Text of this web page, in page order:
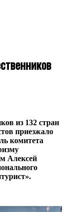
из 132 стран
приезжало
комитета
Алексей